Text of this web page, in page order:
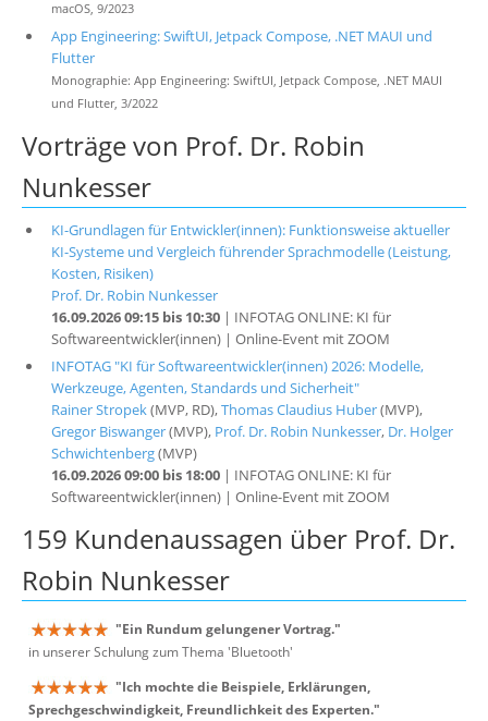
macOS, 9/2023
App Engineering: SwiftUI, Jetpack Compose, .NET MAUI und
Flutter
Monographie: App Engineering: SwiftUI, Jetpack Compose, .NET MAUI
und Flutter, 3/2022
Vorträge von Prof. Dr. Robin
Nunkesser
KI-Grundlagen für Entwickler(innen): Funktionsweise aktueller
KI-Systeme und Vergleich führender Sprachmodelle (Leistung,
Kosten, Risiken)
Prof. Dr. Robin Nunkesser
16.09.2026 09:15 bis 10:30| INFOTAG ONLINE: KI für
Softwareentwickler(innen) | Online-Event mit ZOOM
INFOTAG "KI für Softwareentwickler(innen) 2026: Modelle,
Werkzeuge, Agenten, Standards und Sicherheit"
Rainer Stropek(MVP, RD),Thomas Claudius Huber(MVP),
Gregor Biswanger(MVP), Prof. Dr. Robin Nunkesser, Dr. Holger
Schwichtenberg(MVP)
16.09.2026 09:00 bis 18:00| INFOTAG ONLINE: KI für
Softwareentwickler(innen) | Online-Event mit ZOOM
159 Kundenaussagen über Prof. Dr.
Robin Nunkesser
"Ein Rundum gelungener Vortrag."
in unserer Schulung zum Thema 'Bluetooth'
"Ich mochte die Beispiele, Erklärungen,
Sprechgeschwindigkeit, Freundlichkeit des Experten."